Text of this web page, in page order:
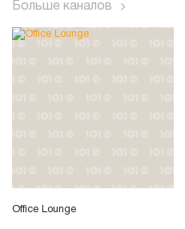
Больше каналов
Office Lounge